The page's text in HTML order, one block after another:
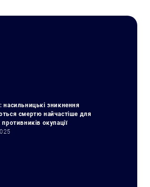
насильницькі зникнення
смертю найчастіше для
окупації